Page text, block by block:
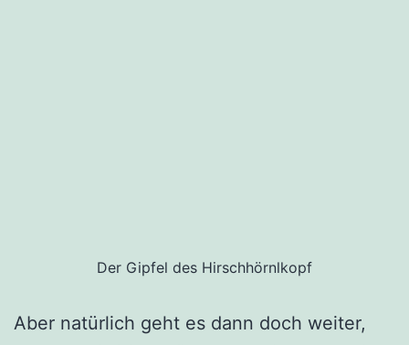
Der Gipfel des Hirschhörnlkopf
Aber natürlich geht es dann doch weiter,